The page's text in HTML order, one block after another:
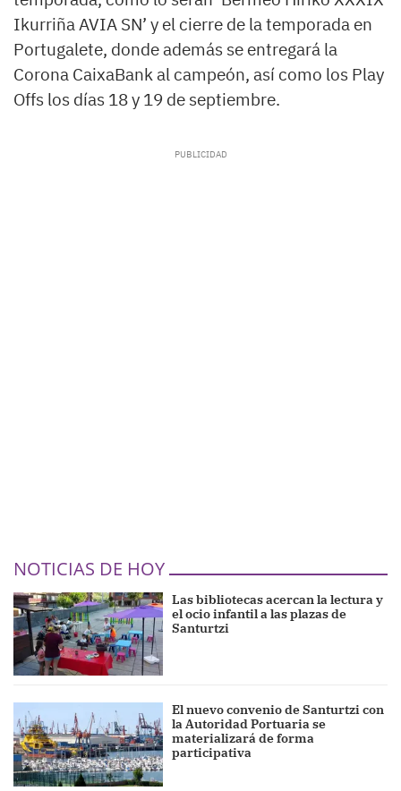
Ikurriña AVIA SN’ y el cierre de la temporada en
Portugalete, donde además se entregará la
Corona CaixaBank al campeón, así como los Play
Offs los días 18 y 19 de septiembre.
NOTICIAS DE HOY
Las bibliotecas acercan la lectura y
el ocio infantil a las plazas de
Santurtzi
El nuevo convenio de Santurtzi con
la Autoridad Portuaria se
materializará de forma
participativa